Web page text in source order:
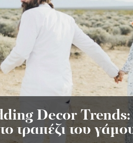
Decor Trends:
το τραπέζι του